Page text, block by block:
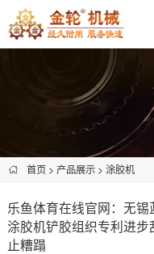
首页> 产品展示> 涂胶机
乐鱼体育在线官网：无
涂胶机铲胶组织专利进
止糟蹋